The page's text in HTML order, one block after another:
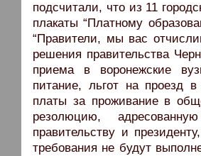
подсчитали, что из 11
плакаты “Платному
“Правители, мы вас
решения правительства
приема в воронежские
питание, льгот на проезд
платы за проживание в
резолюцию,
правительству и
требования не будут